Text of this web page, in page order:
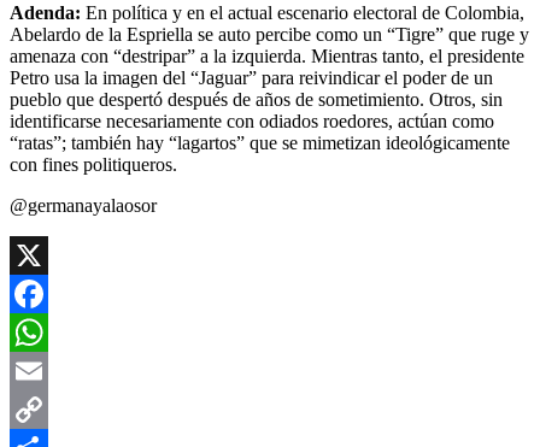
Adenda: En política y en el actual escenario electoral de Colombia,
Abelardo de la Espriella se auto percibe como un “Tigre” que ruge y
amenaza con “destripar” a la izquierda. Mientras tanto, el presidente
Petro usa la imagen del “Jaguar” para reivindicar el poder de un
pueblo que despertó después de años de sometimiento. Otros, sin
identificarse necesariamente con odiados roedores, actúan como
“ratas”; también hay “lagartos” que se mimetizan ideológicamente
con fines politiqueros.
@germanayalaosor
X
Facebook
WhatsApp
Email